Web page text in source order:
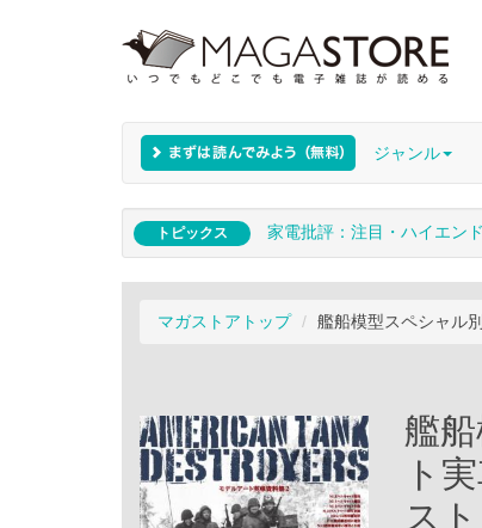
ジャンル
トピックス 家電批評：注目・ハイエン
マガストアトップ 艦船模型スペシャル
艦
ト
ス